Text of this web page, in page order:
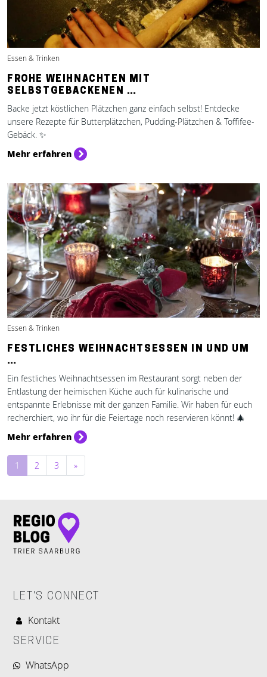
Essen & Trinken
FROHE WEIHNACHTEN MIT
SELBSTGEBACKENEN …
Backe jetzt köstlichen Plätzchen ganz einfach selbst! Entdecke
unsere Rezepte für Butterplätzchen, Pudding-Plätzchen & Toffifee-
Gebäck. ✨
Mehr erfahren
Essen & Trinken
FESTLICHES WEIHNACHTSESSEN IN UND UM
…
Ein festliches Weihnachtsessen im Restaurant sorgt neben der
Entlastung der heimischen Küche auch für kulinarische und
entspannte Erlebnisse mit der ganzen Familie. Wir haben für euch
recherchiert, wo ihr für die Feiertage noch reservieren könnt! 🎄
Mehr erfahren
Beitragsnavigation
1 2 3 »
LET'S CONNECT
Kontakt
SERVICE
WhatsApp